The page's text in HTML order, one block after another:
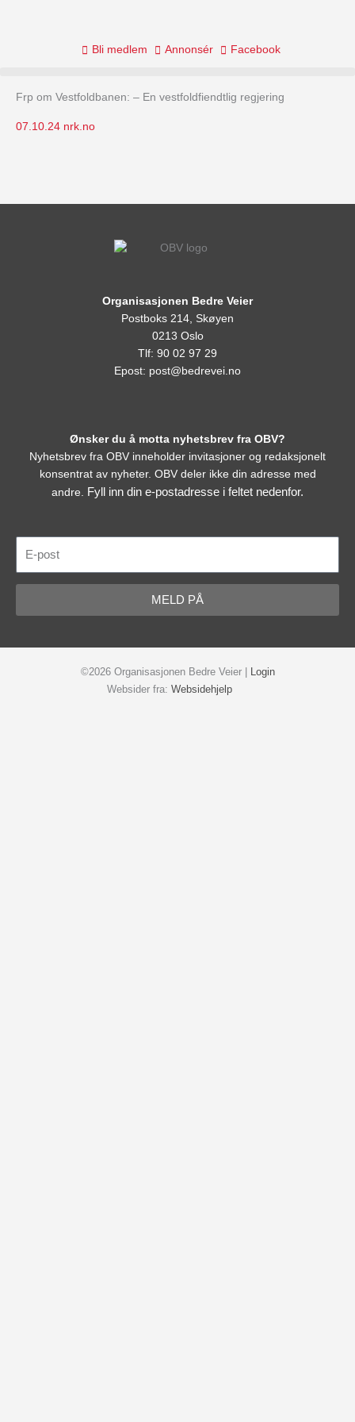
Bli medlem Annonsér Facebook
Frp om Vestfoldbanen: – En vestfoldfiendtlig regjering
07.10.24 nrk.no
Organisasjonen Bedre Veier
Postboks 214, Skøyen
0213 Oslo
Tlf: 90 02 97 29
Epost: post@bedrevei.no
Ønsker du å motta nyhetsbrev fra OBV?
Nyhetsbrev fra OBV inneholder invitasjoner og redaksjonelt
konsentrat av nyheter. OBV deler ikke din adresse med
andre. Fyll inn din e-postadresse i feltet nedenfor.
post
MELD PÅ
©2026 Organisasjonen Bedre Veier | Login
Websider fra: Websidehjelp